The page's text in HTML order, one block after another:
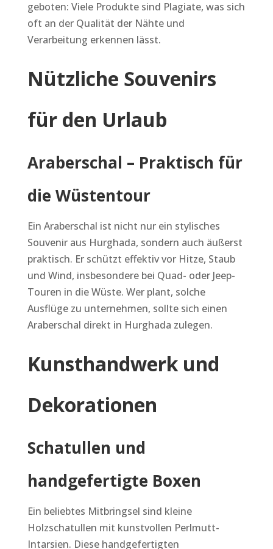
geboten: Viele Produkte sind Plagiate, was sich
oft an der Qualität der Nähte und
Verarbeitung erkennen lässt.
Nützliche Souvenirs
für den Urlaub
Araberschal – Praktisch für
die Wüstentour
Ein Araberschal ist nicht nur ein stylisches
Souvenir aus Hurghada, sondern auch äußerst
praktisch. Er schützt effektiv vor Hitze, Staub
und Wind, insbesondere bei Quad- oder Jeep-
Touren in die Wüste. Wer plant, solche
Ausflüge zu unternehmen, sollte sich einen
Araberschal direkt in Hurghada zulegen.
Kunsthandwerk und
Dekorationen
Schatullen und
handgefertigte Boxen
Ein beliebtes Mitbringsel sind kleine
Holzschatullen mit kunstvollen Perlmutt-
Intarsien. Diese handgefertigten